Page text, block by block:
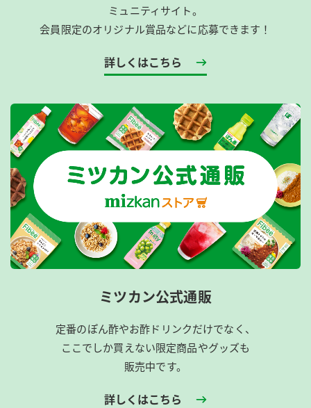
ミュニティサイト。
会員限定のオリジナル賞品などに応募できます！
詳しくはこちら
ミツカン公式通販
定番のぽん酢やお酢ドリンクだけでなく、
ここでしか買えない限定商品やグッズも
販売中です。
詳しくはこちら